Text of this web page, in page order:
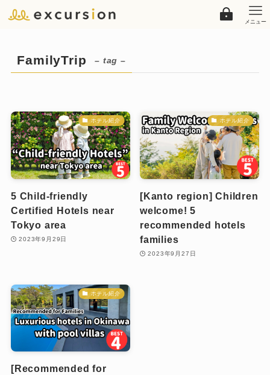
メニュー
FamilyTrip – tag –
ホテル紹介
5 Child-friendly
Certified Hotels near
Tokyo area
2023年9月29日
ホテル紹介
[Kanto region] Children
welcome! 5
recommended hotels
families
2023年9月27日
ホテル紹介
[Recommended for